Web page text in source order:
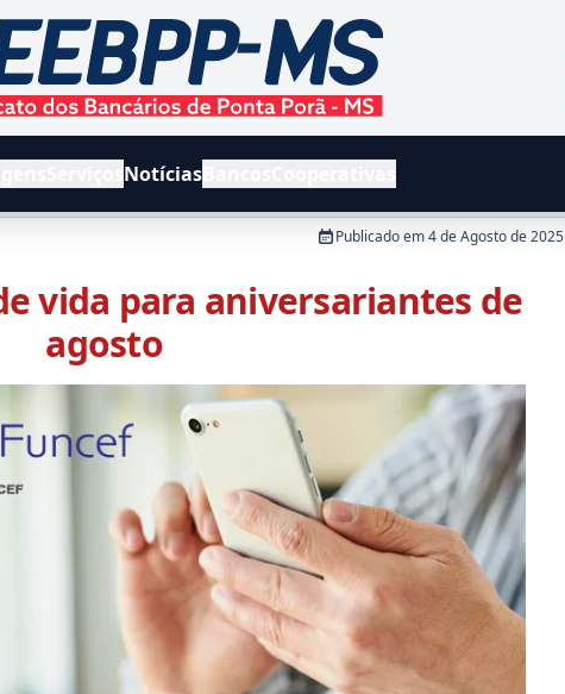
dos Bancários de Ponta Porã e Região
NotíciasBancos
Publicado em4 de Agosto de 2025
vida para aniversariantes de
agosto